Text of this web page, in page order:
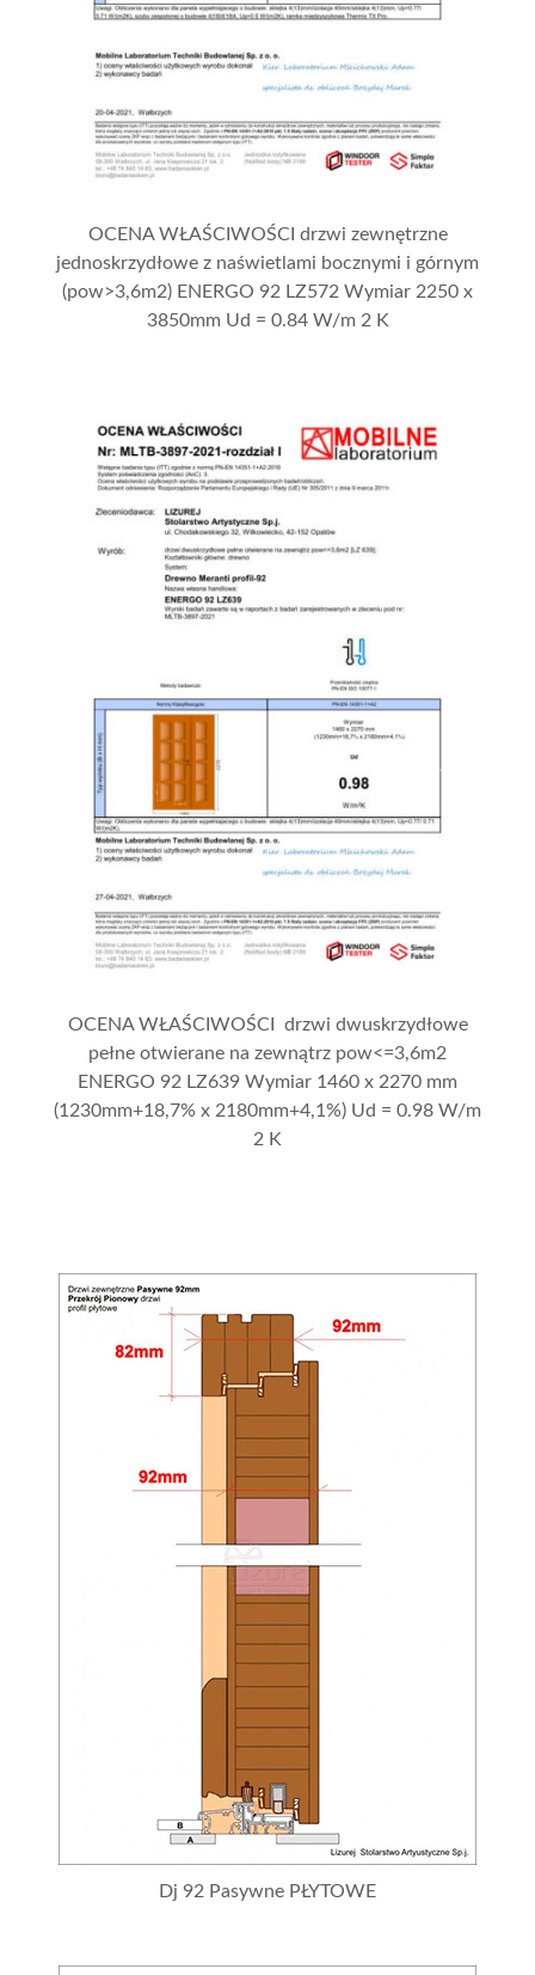
OCENA WŁAŚCIWOŚCI drzwi zewnętrzne
jednoskrzydłowe z naświetlami bocznymi i górnym
(pow>3,6m2) ENERGO 92 LZ572 Wymiar 2250 x
3850mm Ud = 0.84 W/m 2 K
OCENA WŁAŚCIWOŚCI drzwi dwuskrzydłowe
pełne otwierane na zewnątrz pow<=3,6m2
ENERGO 92 LZ639 Wymiar 1460 x 2270 mm
(1230mm+18,7% x 2180mm+4,1%) Ud = 0.98 W/m
2 K
Dj 92 Pasywne PŁYTOWE